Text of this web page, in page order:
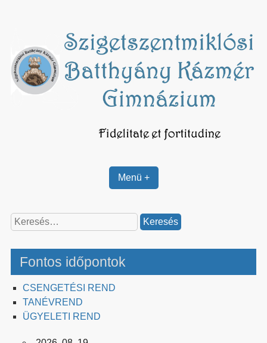
Menü +
Keresés:
Fontos időpontok
CSENGETÉSI REND
TANÉVREND
ÜGYELETI REND